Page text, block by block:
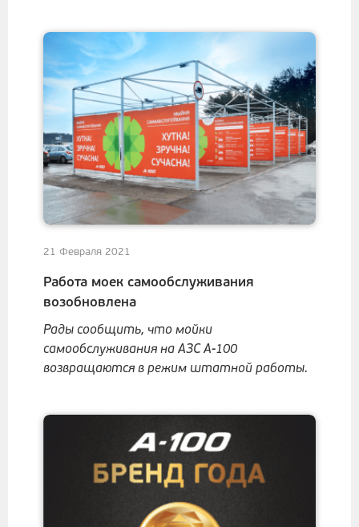
21 Февраля 2021
Работа моек самообслуживания
возобновлена
Рады сообщить, что мойки
самообслуживания на АЗС А-100
возвращаются в режим штатной работы.